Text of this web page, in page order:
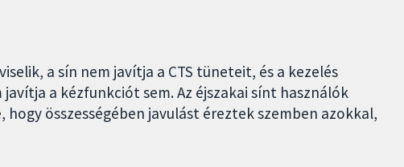
a sín nem javítja a CTS tüneteit, és a kezelés
a kézfunkciót sem. Az éjszakai sínt használók
összességében javulást éreztek szemben azokkal,